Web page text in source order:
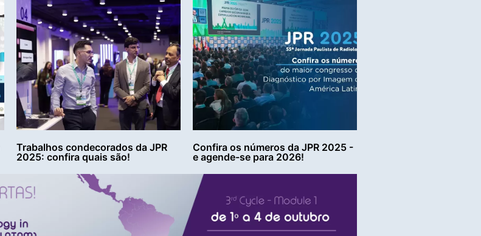
Trabalhos condecorados da JPR
2025: confira quais são!
Confira os números da JPR 2025 -
e agende-se para 2026!